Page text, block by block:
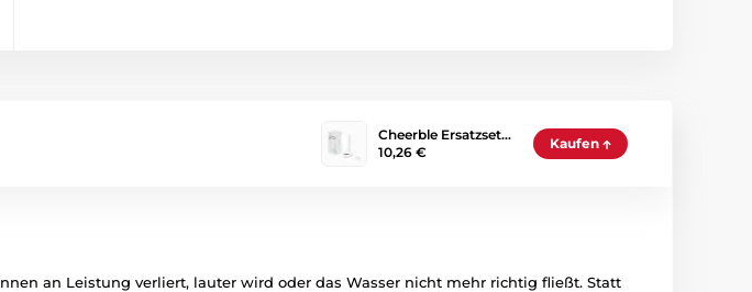
Cheerble Ersatzset…
10,26 €
Kaufen
an Leistung verliert, lauter wird oder das Wasser nicht mehr richtig fließt. Statt